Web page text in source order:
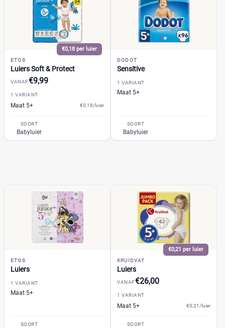
Mamia
Muumi
Naty
Rascal + Friends
Tidoo
Trekpleister
Soort
Babyluier
Luierbroekje
Nachtluier
Zwemluier
Verpakking
Maandbox
Standaard pak
Voordeelpak
(1)
Maat
€0,18 per luier
ETOS
Luiers Soft & Protect
VANAF€9,99
1 VARIANT
Maat 5+ €0,18/luier
SOORT
Babyluier
DODOT
Sensitive
1 VARIANT
Maat 5+
SOORT
Babyluier
ETOS
Luiers
1 VARIANT
Maat 5+
SOORT
€0,21 per luier
KRUIDVAT
Luiers
VANAF€26,00
1 VARIANT
Maat 5+ €0,21/luier
SOORT